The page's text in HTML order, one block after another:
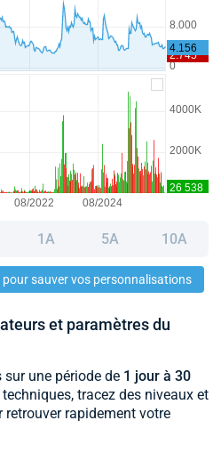
1A 5A 10A
sauver vos personnalisations
et paramètres du
une période de 1 jour à 30
tracez des niveaux et
retrouver rapidement votre